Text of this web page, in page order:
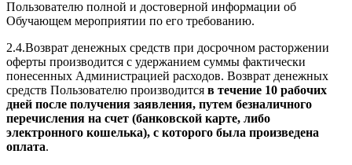
Пользователю полной и достоверной информации об
Обучающем мероприятии по его требованию.
2.4.Возврат денежных средств при досрочном расторжении
оферты производится с удержанием суммы фактически
понесенных Администрацией расходов. Возврат денежных
средств Пользователю производится в течение 10 рабочих
дней после получения заявления, путем безналичного
перечисления на счет (банковской карте, либо
электронного кошелька), с которого была произведена
оплата.